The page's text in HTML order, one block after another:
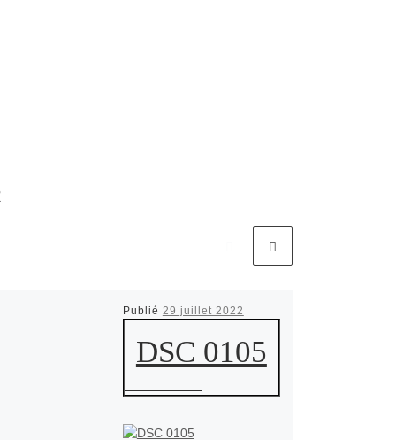
Publié 29 juillet 2022
DSC 0105